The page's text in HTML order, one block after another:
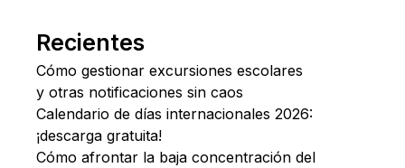
Recientes
Cómo gestionar excursiones escolares
y otras notificaciones sin caos
Calendario de días internacionales 2026:
¡descarga gratuita!
Cómo afrontar la baja concentración del